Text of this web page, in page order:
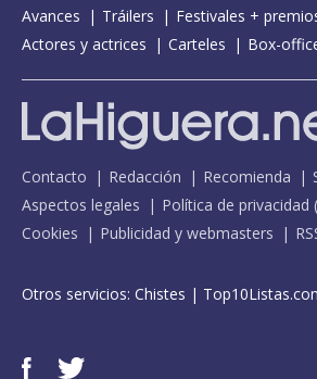
Avances
Tráilers
Festivales +
Actores y actrices
Carteles Box-
Contacto Redacción Recomienda
Aspectos legales
Política de privacidad (
Cookies
Publicidad y webmasters
Otros servicios: Chistes |